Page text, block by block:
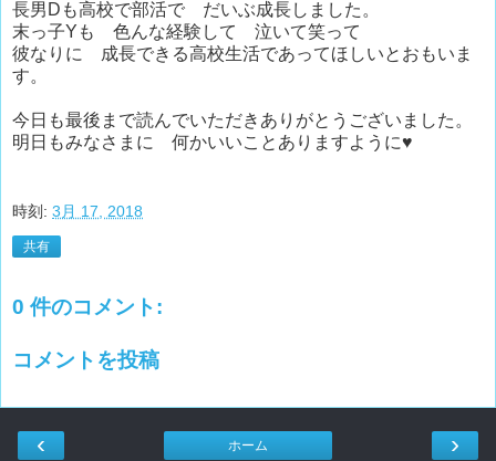
長男Dも高校で部活で だいぶ成長しました。
末っ子Yも 色んな経験して 泣いて笑って
彼なりに 成長できる高校生活であってほしいとおもいま
す。
今日も最後まで読んでいただきありがとうございました。
明日もみなさまに 何かいいことありますように♥
時刻: 3月 17, 2018
共有
0 件のコメント:
コメントを投稿
‹ ›
ホーム